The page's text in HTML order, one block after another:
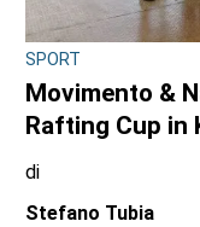
SPORT
Movimento &
Rafting Cup in
di
Stefano Tubia